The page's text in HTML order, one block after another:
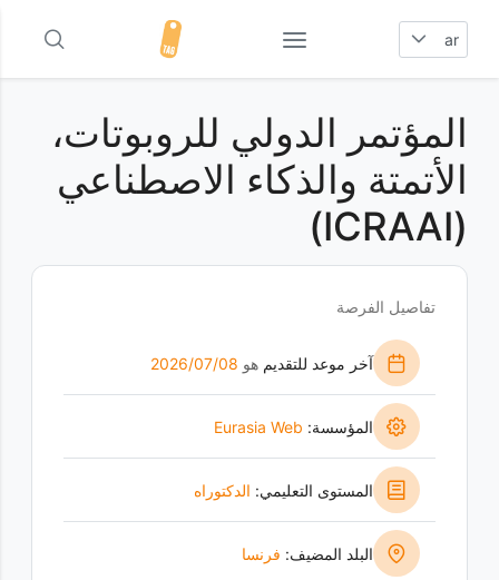
ar
المؤتمر الدولي للروبوتات،
الأتمتة والذكاء الاصطناعي
(ICRAAI)
تفاصيل الفرصة
آخر موعد للتقديم هو 08‏/07‏/2026
المؤسسة: Eurasia Web
المستوى التعليمي: الدكتوراه
البلد المضيف: فرنسا